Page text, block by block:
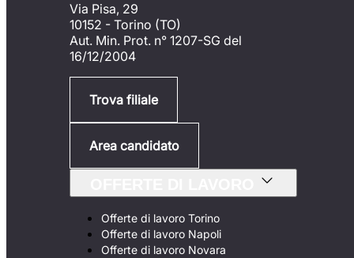
Via Pisa, 29
10152 - Torino (TO)
Aut. Min. Prot. n° 1207-SG del
16/12/2004
Trova filiale
Area candidato
Offerte di lavoro Torino
Offerte di lavoro Napoli
Offerte di lavoro Novara